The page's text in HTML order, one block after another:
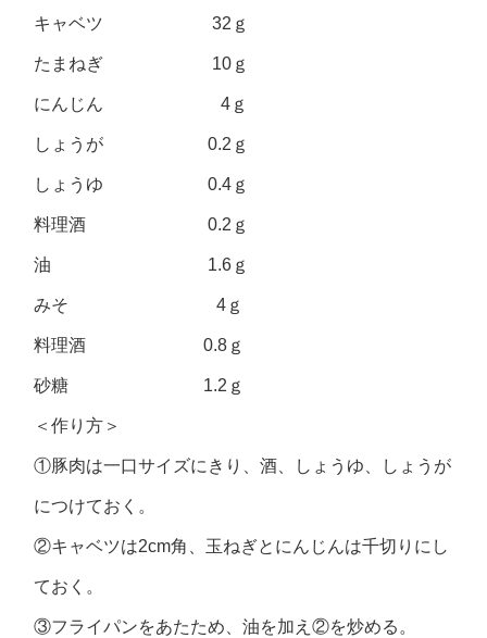
キャベツ 32ｇ
たまねぎ 10ｇ
にんじん 4ｇ
しょうが 0.2ｇ
しょうゆ 0.4ｇ
料理酒 0.2ｇ
油 1.6ｇ
みそ 4ｇ
料理酒 0.8ｇ
砂糖 1.2ｇ
＜作り方＞
①豚肉は一口サイズにきり、酒、しょうゆ、しょうが
につけておく。
②キャベツは2cm角、玉ねぎとにんじんは千切りにし
ておく。
③フライパンをあたため、油を加え②を炒める。